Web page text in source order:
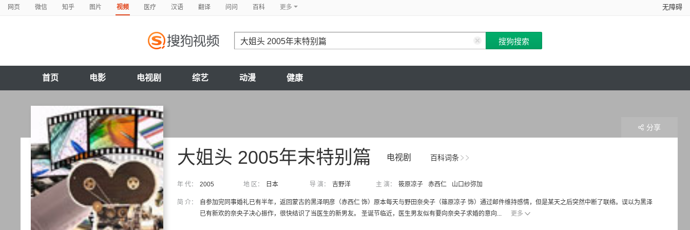
网页 微信 知乎 图片 视频 医疗 汉语 翻译 问问 百科 更多 无障碍
首页 电影 电视剧 综艺 动漫 健康
百科词条
电视剧
大姐头 2005年末特别篇
年 代： 2005 地 区： 日本 导 演： 吉野洋 主 演： 筱原凉子 赤西仁 山口纱弥加
简 介：
自参加完同事婚礼已有半年，返回蒙古的黑泽明彦（赤西仁 饰）原本每天与野田奈央子（篠原凉子 饰）通过邮件维持感情，但是某天之后突然中断了联络。误以为黑泽
已有新欢的奈央子决心振作，很快结识了当医生的新男友。 圣诞节临近，医生男友似有要向奈央子求婚的意向...
更多
分享